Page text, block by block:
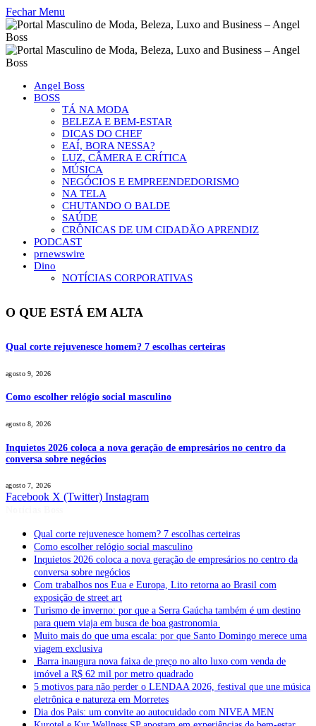
Fechar Menu
Angel Boss
BOSS
TÁ NA MODA
BELEZA E BEM-ESTAR
DICAS DO CHEF
EAÍ, BORA NESSA?
LUZ, CÂMERA E CRÍTICA
MÚSICA
NEGÓCIOS E EMPREENDEDORISMO
NA TELA
CHUTANDO O BALDE
SAÚDE
CRÔNICAS DE UM CIDADÃO APRENDIZ
PODCAST
prnewswire
Dino
NOTÍCIAS CORPORATIVAS
O QUE ESTÁ EM ALTA
Qual corte rejuvenesce homem? 7 escolhas certeiras
agosto 9, 2026
Como escolher relógio social masculino
agosto 8, 2026
Inquietos 2026 coloca a nova geração de empresários no centro da
conversa sobre negócios
agosto 7, 2026
Facebook X (Twitter) Instagram
Qual corte rejuvenesce homem? 7 escolhas certeiras
Como escolher relógio social masculino
Inquietos 2026 coloca a nova geração de empresários no centro da
conversa sobre negócios
Com trabalhos nos Eua e Europa, Lito retorna ao Brasil com
exposição de street art
Turismo de inverno: por que a Serra Gaúcha também é um destino
para quem viaja em busca de boa gastronomia
Muito mais do que uma escala: por que Santo Domingo merece uma
viagem exclusiva
Barra inaugura nova faixa de preço no alto luxo com venda de
imóvel a R$ 62 mil por metro quadrado
5 motivos para não perder o LENDAA 2026, festival que une música
eletrônica e natureza em Morretes
Dia dos Pais: um convite ao autocuidado com NIVEA MEN